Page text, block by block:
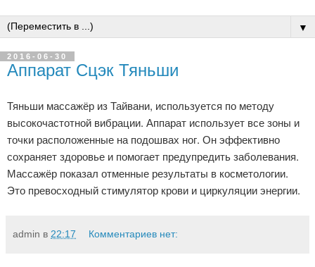
▼
2016-06-30
Аппарат Сцэк Тяньши
Тяньши массажёр из Тайвани, используется по методу
высокочастотной вибрации. Аппарат использует все зоны и
точки расположенные на подошвах ног. Он эффективно
сохраняет здоровье и помогает предупредить заболевания.
Массажёр показал отменные результаты в косметологии.
Это превосходный стимулятор крови и циркуляции энергии.
admin в 22:17 Комментариев нет: